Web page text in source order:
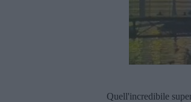
Quell'incredibile